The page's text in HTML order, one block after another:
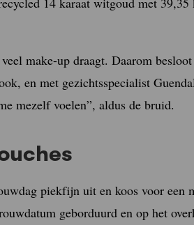
make-up draagt. Daarom
en met gezichtsspecialist
mezelf voelen”, aldus de bruid.
piekfijn uit en koos voor een
geborduurd en op het